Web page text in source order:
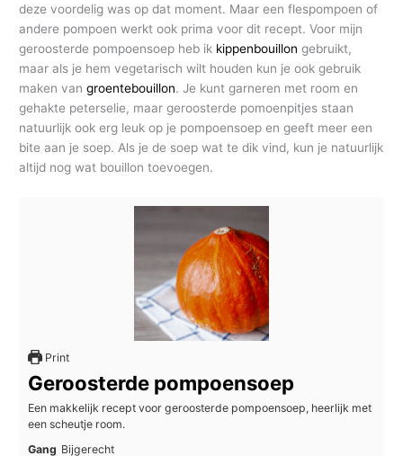
deze voordelig was op dat moment. Maar een flespompoen of
andere pompoen werkt ook prima voor dit recept. Voor mijn
geroosterde pompoensoep heb ik kippenbouillon gebruikt,
maar als je hem vegetarisch wilt houden kun je ook gebruik
maken vangroentebouillon. Je kunt garneren met room en
gehakte peterselie, maar geroosterde pomoenpitjes staan
natuurlijk ook erg leuk op je pompoensoep en geeft meer een
bite aan je soep. Als je de soep wat te dik vind, kun je natuurlijk
altijd nog wat bouillon toevoegen.
Print
Geroosterde pompoensoep
Een makkelijk recept voor geroosterde pompoensoep, heerlijk met
een scheutje room.
Gang Bijgerecht